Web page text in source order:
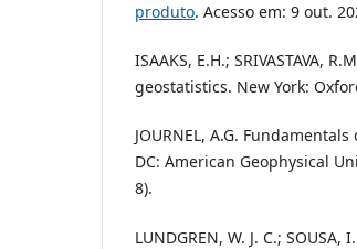
produto. Acesso em: 9 out.
ISAAKS, E.H.; SRIVASTAVA,
geostatistics. New York:
JOURNEL, A.G.
DC: American Geophysical
8).
LUNDGREN, W. J. C.; SOUSA,